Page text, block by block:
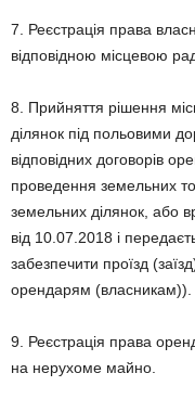
7. Реєстрація права
відповідною місцевою
8. Прийняття рішення
ділянок під польовими
відповідних договорів
проведення земельних
земельних ділянок, або
від 10.07.2018 і
забезпечити проїзд
орендарям (власникам)).
9. Реєстрація права
на нерухоме майно.